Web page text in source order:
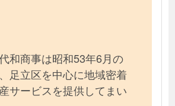
和商事は昭和53年6月の
足立区を中心に地域密着
サービスを提供してまい